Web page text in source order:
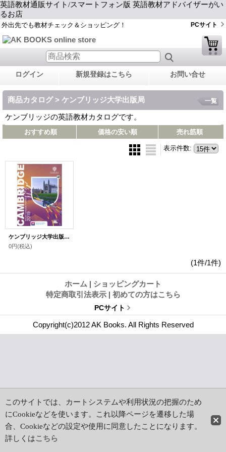
英語教材通販サイト/スマートフォン版 英語教材アドバイザーがい
るお店
外出先でも教材チェック＆ショッピング！ PCサイト
ログイン 新規登録はこちら お問い合せ
商品カタログ > ケンブリッジ大学出版局
ケンブリッジの英語教材カタログです。
一覧
おすすめ順 価格の安い順 売れ筋順
表示件数:
ケンブリッジ大学出版 最新英語教材カタログ
0円(税込)
(1件/1件)
ホーム | ショッピングカート
特定商取引法表示 | 初めての方はこちら
PCサイト
Copyright(c)2012 AK Books. All Rights Reserved
このサイトでは、カートシステムや利用状況の把握のため
にCookieなどを使います。これ以降ページを遷移した場
合、Cookieなどの設定や使用に同意したことになります。
詳しくはこちら